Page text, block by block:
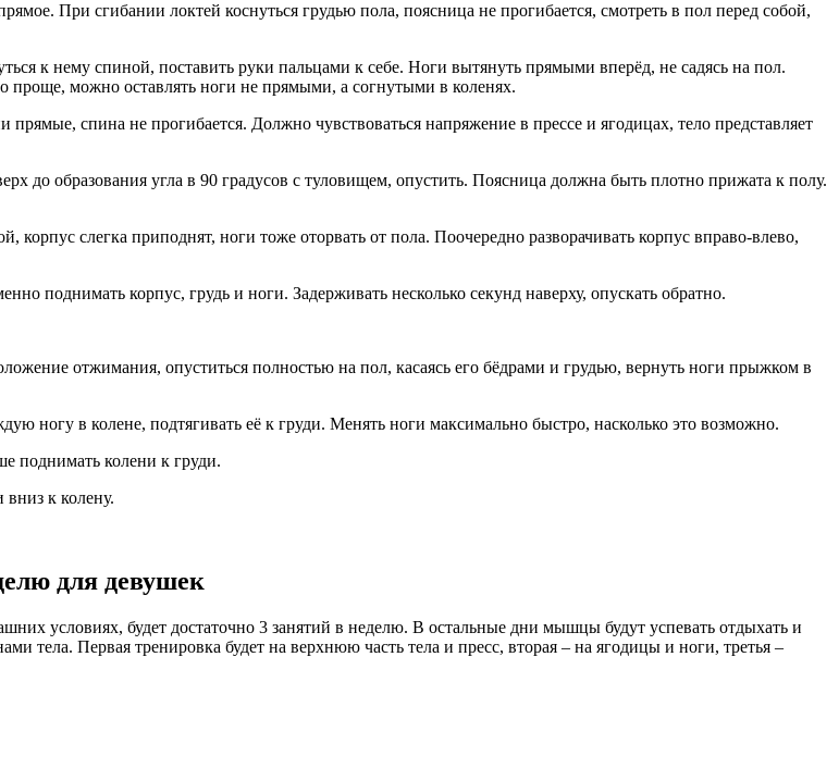
При сгибании локтей коснуться грудью пола, поясница не прогибается, смотреть в пол перед собой,
к нему спиной, поставить руки пальцами к себе. Ноги вытянуть прямыми вперёд, не садясь на пол.
проще, можно оставлять ноги не прямыми, a согнутыми в коленях.
спина не прогибается. Должно чувствоваться напряжение в прессе и ягодицах, тело представляет
до образования угла в 90 градусов с туловищем, опустить. Поясница должна быть плотно прижата к полу.
корпус слегка приподнят, ноги тоже оторвать от пола. Поочередно разворачивать корпус вправо-влево,
поднимать корпус, грудь и ноги. Задерживать несколько секунд наверху, опускать обратно.
отжимания, опуститься полностью на пол, касаясь его бёдрами и грудью, вернуть ноги прыжком в
ногу в колене, подтягивать её к груди. Менять ноги максимально быстро, насколько это возможно.
поднимать колени к груди.
к колену.
для девушек
условиях, будет достаточно 3 занятий в неделю. В остальные дни мышцы будут успевать отдыхать и
тела. Первая тренировка будет на верхнюю часть тела и пресс, вторая – на ягодицы и ноги, третья –